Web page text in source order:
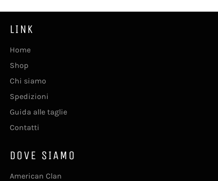
LINK
Home
Shop
Chi siamo
Spedizioni
Guida alle taglie
Contatti
DOVE SIAMO
American Clan